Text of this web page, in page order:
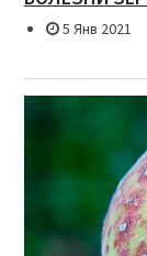
5 Янв 2021